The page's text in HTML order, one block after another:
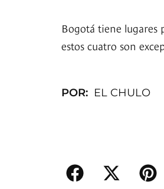
Bogotá tiene lugares
estos cuatro son
POR: EL CHULO